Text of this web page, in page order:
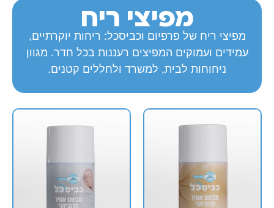
מפיצי ריח
מפיצי ריח של פרפיום וכביסכל: ריחות יוקרתיים,
עמידים ועמוקים המפיצים רעננות בכל חדר. מגוון
ניחוחות לבית, למשרד ולחללים קטנים.